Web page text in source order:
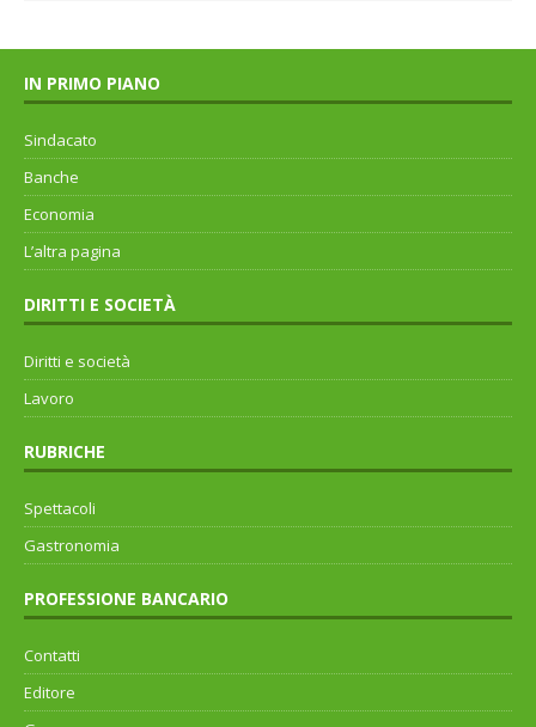
IN PRIMO PIANO
Sindacato
Banche
Economia
L’altra pagina
DIRITTI E SOCIETÀ
Diritti e società
Lavoro
RUBRICHE
Spettacoli
Gastronomia
PROFESSIONE BANCARIO
Contatti
Editore